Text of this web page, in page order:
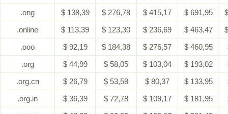
.ong
$ 138,39 $ 276,78 $ 415,17 $ 691,95
.online
$ 113,39 $ 123,30 $ 236,69 $ 463,47
.ooo
$ 92,19 $ 184,38 $ 276,57 $ 460,95
.org
$ 44,99 $ 58,05 $ 103,04 $ 193,02
.org.cn
$ 26,79 $ 53,58 $ 80,37 $ 133,95
.org.in
$ 36,39 $ 72,78 $ 109,17 $ 181,95